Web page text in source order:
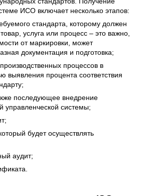
ИСО включает несколько этапов:
стандарта, которому должен
товар, услуга или процесс – это важно,
от маркировки, может
документация и подготовка;
процессов в
выявления процента соответствия
последующее внедрение
управленческой системы;
будет осуществлять
аудит;